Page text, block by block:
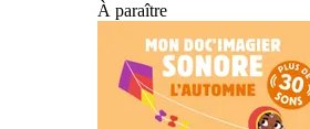
À paraître